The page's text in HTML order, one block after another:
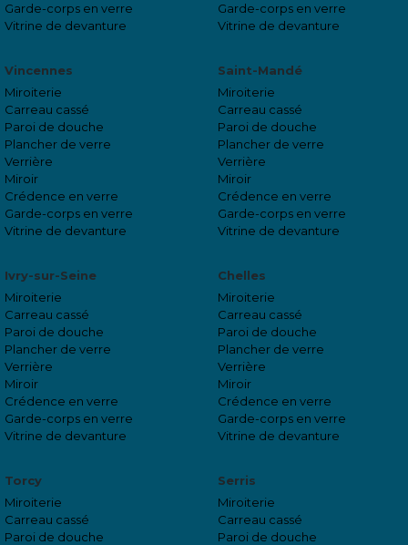
Garde-corps en verre
Vitrine de devanture
Garde-corps en verre
Vitrine de devanture
Vincennes
Miroiterie
Carreau cassé
Paroi de douche
Plancher de verre
Verrière
Miroir
Crédence en verre
Garde-corps en verre
Vitrine de devanture
Saint-Mandé
Miroiterie
Carreau cassé
Paroi de douche
Plancher de verre
Verrière
Miroir
Crédence en verre
Garde-corps en verre
Vitrine de devanture
Ivry-sur-Seine
Miroiterie
Carreau cassé
Paroi de douche
Plancher de verre
Verrière
Miroir
Crédence en verre
Garde-corps en verre
Vitrine de devanture
Chelles
Miroiterie
Carreau cassé
Paroi de douche
Plancher de verre
Verrière
Miroir
Crédence en verre
Garde-corps en verre
Vitrine de devanture
Torcy
Miroiterie
Carreau cassé
Paroi de douche
Serris
Miroiterie
Carreau cassé
Paroi de douche